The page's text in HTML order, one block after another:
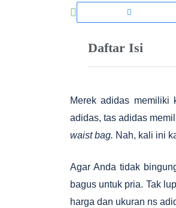
Daftar Isi
Merek adidas memiliki
adidas, tas adidas
waist bag. Nah, kali ini
Agar Anda tidak
bagus untuk pria. Tak
harga dan ukuran ns